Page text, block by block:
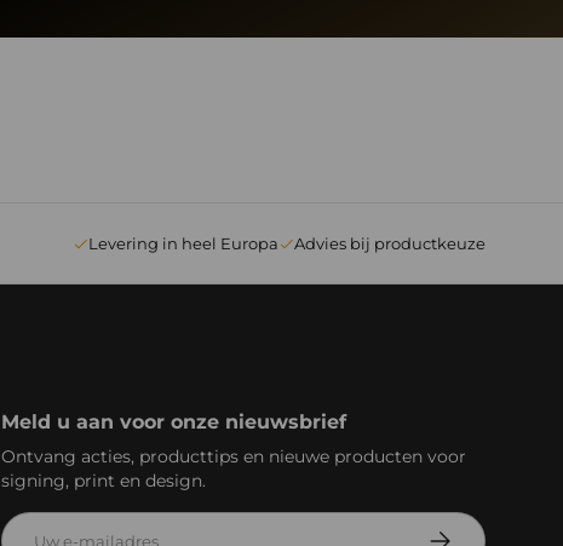
Levering in heel Europa Advies bij productkeuze
Meld u aan voor onze nieuwsbrief
Ontvang acties, producttips en nieuwe producten voor
signing, print en design.
E-mailadres
Abonneer